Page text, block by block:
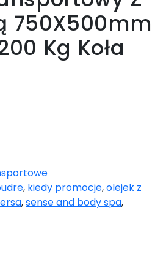
750X500mm
Kg Koła
, kiedy promocje,olejek z
,sense and body spa,